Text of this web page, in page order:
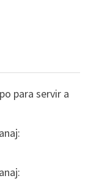
para servir a